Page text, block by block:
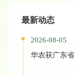
最新动态
2026-08-05